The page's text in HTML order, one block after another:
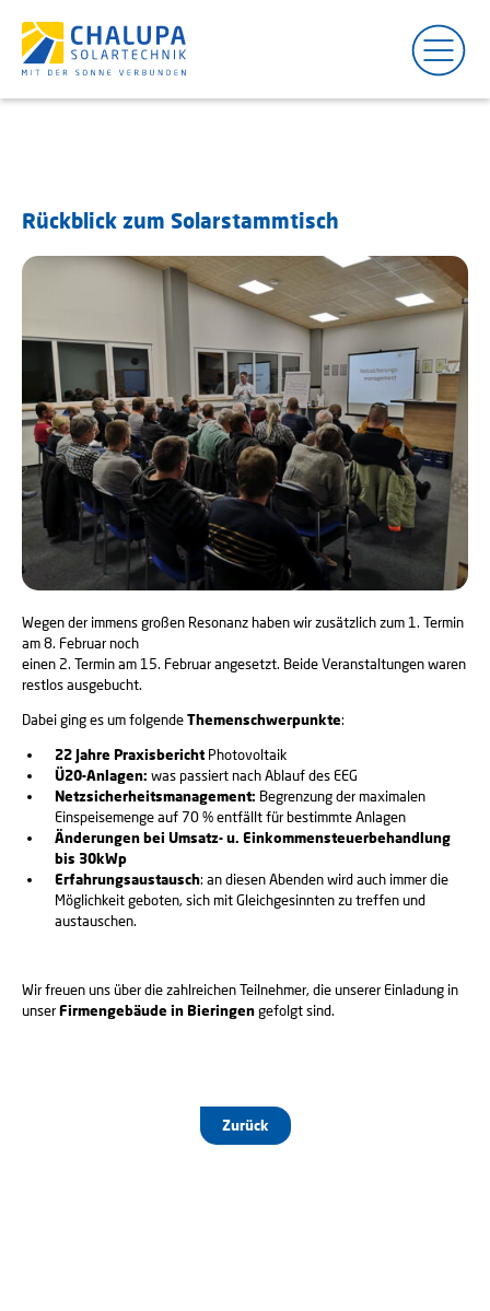
Rückblick zum Solarstammtisch
Wegen der immens großen Resonanz haben wir zusätzlich zum 1. Termin
am 8. Februar noch
einen 2. Termin am 15. Februar angesetzt. Beide Veranstaltungen waren
restlos ausgebucht.
Dabei ging es um folgendeThemenschwerpunkte:
22 Jahre Praxisbericht Photovoltaik
Ü20-Anlagen: was passiert nach Ablauf des EEG
Netzsicherheitsmanagement: Begrenzung der maximalen
Einspeisemenge auf 70 % entfällt für bestimmte Anlagen
Änderungen bei Umsatz- u. Einkommensteuerbehandlung
bis 30kWp
Erfahrungsaustausch: an diesen Abenden wird auch immer die
Möglichkeit geboten, sich mit Gleichgesinnten zu treffen und
austauschen.
Wir freuen uns über die zahlreichen Teilnehmer, die unserer Einladung in
unserFirmengebäude in Bieringengefolgt sind.
Zurück